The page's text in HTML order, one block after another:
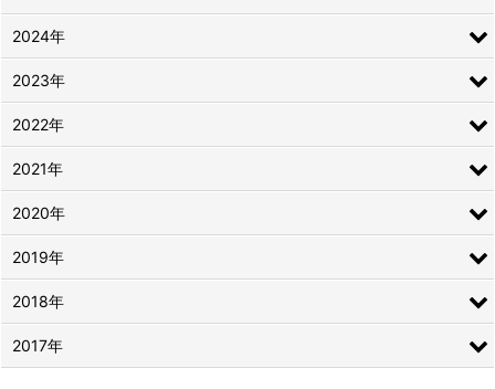
2024年
2023年
2022年
2021年
2020年
2019年
2018年
2017年